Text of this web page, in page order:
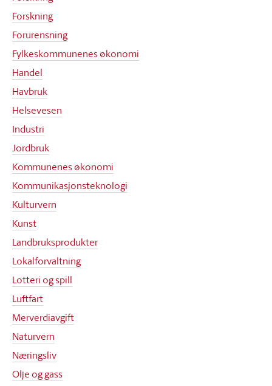
Forskning
Forurensning
Fylkeskommunenes økonomi
Handel
Havbruk
Helsevesen
Industri
Jordbruk
Kommunenes økonomi
Kommunikasjonsteknologi
Kulturvern
Kunst
Landbruksprodukter
Lokalforvaltning
Lotteri og spill
Luftfart
Merverdiavgift
Naturvern
Næringsliv
Olje og gass